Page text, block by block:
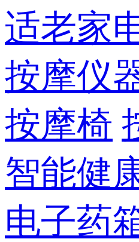
适老家
按摩仪
按摩椅
智能健
电子药